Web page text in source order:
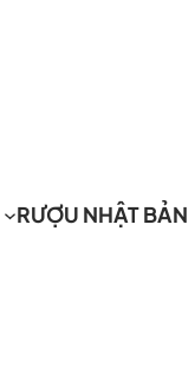
RƯỢU NHẬT BẢN